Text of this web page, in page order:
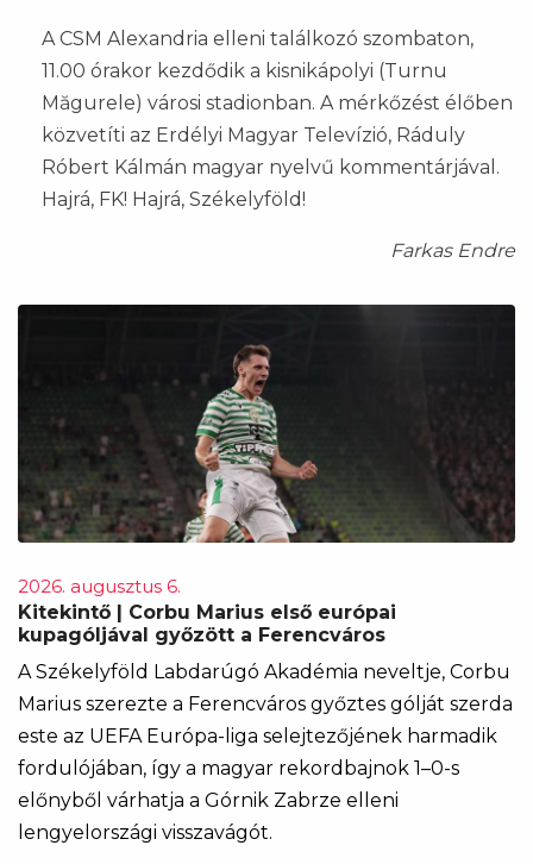
A CSM Alexandria elleni találkozó szombaton,
11.00 órakor kezdődik a kisnikápolyi (Turnu
Măgurele) városi stadionban. A mérkőzést élőben
közvetíti az Erdélyi Magyar Televízió, Ráduly
Róbert Kálmán magyar nyelvű kommentárjával.
Hajrá, FK! Hajrá, Székelyföld!
Farkas Endre
2026. augusztus 6.
Kitekintő | Corbu Marius első európai
kupagóljával győzött a Ferencváros
A Székelyföld Labdarúgó Akadémia neveltje, Corbu
Marius szerezte a Ferencváros győztes gólját szerda
este az UEFA Európa-liga selejtezőjének harmadik
fordulójában, így a magyar rekordbajnok 1–0-s
előnyből várhatja a Górnik Zabrze elleni
lengyelországi visszavágót.